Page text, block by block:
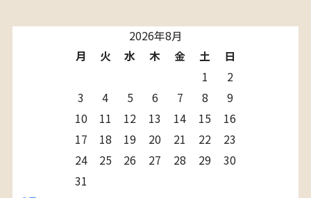
2026年8月
月
火 水 木 金 土
日
1
2
3
4 5 6 7 8
9
10
11 12 13 14 15
16
17
18 19 20 21 22
23
24
25 26 27 28 29
30
31